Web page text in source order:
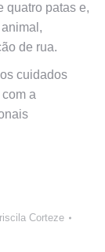
quatro patas e,
de rua.
cuidados
a
Corteze